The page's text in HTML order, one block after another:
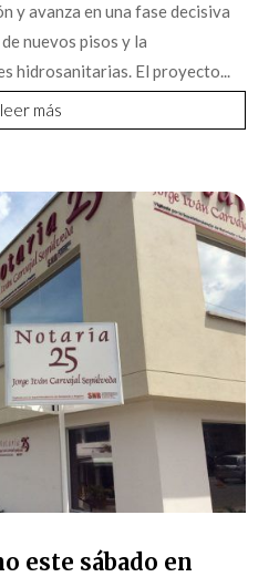
y avanza en una fase decisiva
nuevos pisos y la
hidrosanitarias. El proyecto...
leer más
este sábado en